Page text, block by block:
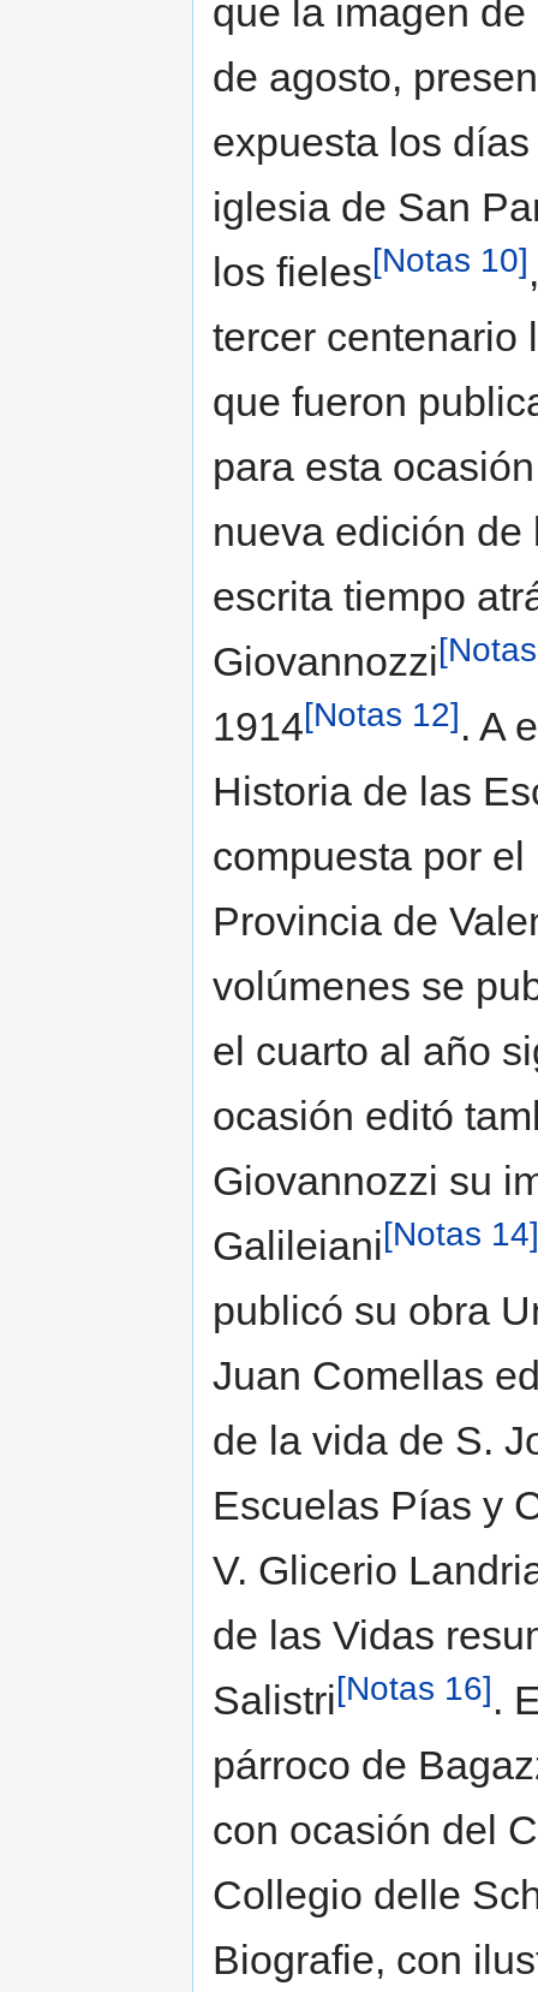
que la imagen
de agosto,
expuesta los
iglesia de San
los fieles[Notas 10]
tercer centenario
que fueron
para esta
nueva edición
escrita tiempo
Giovannozzi
1914[Notas 12]. A
Historia de las
compuesta por
Provincia de
volúmenes se
el cuarto al año
ocasión editó
Giovannozzi su
Galileiani[Notas 14]
publicó su obra
Juan Comellas
de la vida de S.
Escuelas Pías y
V. Glicerio
de las Vidas
Salistri[Notas 16].
párroco de
con ocasión del
Collegio delle
Biografie, con